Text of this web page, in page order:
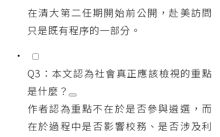
在清大第二任期開始前公開，赴美訪問
只是既有程序的一部分。
Q3：本文認為社會真正應該檢視的重點
是什麼？
作者認為重點不在於是否參與遴選，而
在於過程中是否影響校務、是否涉及利